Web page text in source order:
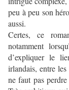
peu à peu son
aussi.
Certes, ce
notamment
d’expliquer le
irlandais, entre
ne faut pas